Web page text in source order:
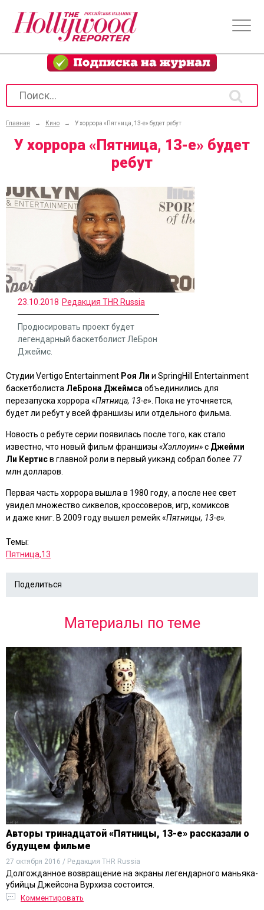
Главная → Кино → У хоррора «Пятница, 13-е» будет ребут
У хоррора «Пятница, 13-е» будет
ребут
23.10.2018 Редакция THR Russia
Продюсировать проект будет
легендарный баскетболист ЛеБрон
Джеймс.
Студии Vertigo Entertainment Роя Ли и SpringHill Entertainment
баскетболиста ЛеБрона Джеймса объединились для
перезапуска хоррора «Пятница, 13-е». Пока не уточняется,
будет ли ребут у всей франшизы или отдельного фильма.
Новость о ребуте серии появилась после того, как стало
известно, что новый фильм франшизы «Хэллоуин»с Джейми
Ли Кертисв главной роли в первый уикэнд собрал более 77
млн долларов.
Первая часть хоррора вышла в 1980 году, а после нее свет
увидел множество сиквелов, кроссоверов, игр, комиксов
и даже книг. В 2009 году вышел ремейк «Пятницы, 13-е».
Темы:
Пятница,13
Поделиться
Материалы по теме
Авторы тринадцатой «Пятницы, 13-е» рассказали о
будущем фильме
27 октября 2016 / Редакция THR Russia
Долгожданное возвращение на экраны легендарного маньяка-
убийцы Джейсона Вурхиза состоится.
Комментировать